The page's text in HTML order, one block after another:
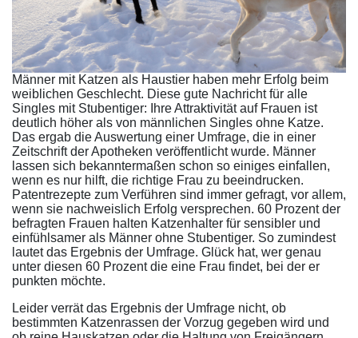
Männer mit Katzen als Haustier haben mehr Erfolg beim
weiblichen Geschlecht. Diese gute Nachricht für alle
Singles mit Stubentiger: Ihre Attraktivität auf Frauen ist
deutlich höher als von männlichen Singles ohne Katze.
Das ergab die Auswertung einer Umfrage, die in einer
Zeitschrift der Apotheken veröffentlicht wurde. Männer
lassen sich bekanntermaßen schon so einiges einfallen,
wenn es nur hilft, die richtige Frau zu beeindrucken.
Patentrezepte zum Verführen sind immer gefragt, vor allem,
wenn sie nachweislich Erfolg versprechen. 60 Prozent der
befragten Frauen halten Katzenhalter für sensibler und
einfühlsamer als Männer ohne Stubentiger. So zumindest
lautet das Ergebnis der Umfrage. Glück hat, wer genau
unter diesen 60 Prozent die eine Frau findet, bei der er
punkten möchte.
Leider verrät das Ergebnis der Umfrage nicht, ob
bestimmten Katzenrassen der Vorzug gegeben wird und